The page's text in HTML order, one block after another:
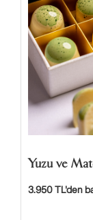
Yuzu ve
3.950 TL'den